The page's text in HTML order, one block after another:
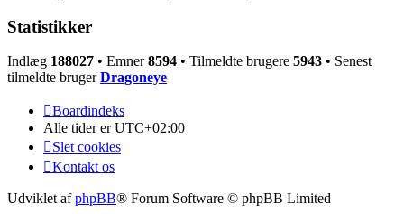
Statistikker
Indlæg 188027 • Emner8594 • Tilmeldte brugere 5943 • Senest
tilmeldte brugerDragoneye
Boardindeks
Alle tider erUTC+02:00
Slet cookies
Kontakt os
Udviklet afphpBB® Forum Software © phpBB Limited